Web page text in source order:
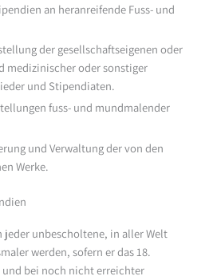
an heranreifende Fuss- und
der gesellschaftseigenen oder
medizinischer oder sonstiger
und Stipendiaten.
fuss- und mundmalender
und Verwaltung der von den
Werke.
jeder unbescholtene, in aller Welt
werden, sofern er das 18.
bei noch nicht erreichter